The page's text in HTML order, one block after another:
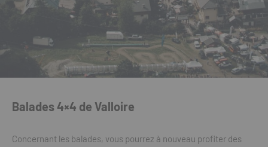
Balades 4×4 de Valloire
Concernant les balades, vous pourrez à nouveau profiter des